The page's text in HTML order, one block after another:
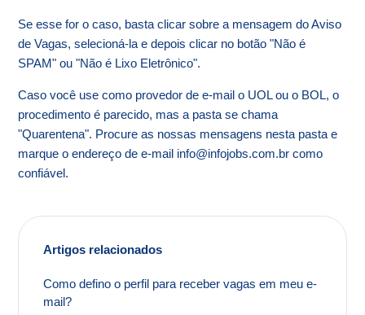
Se esse for o caso, basta clicar sobre a mensagem do Aviso
de Vagas, selecioná-la e depois clicar no botão "Não é
SPAM" ou "Não é Lixo Eletrônico".
Caso você use como provedor de e-mail o UOL ou o BOL, o
procedimento é parecido, mas a pasta se chama
"Quarentena". Procure as nossas mensagens nesta pasta e
marque o endereço de e-mail info@infojobs.com.br como
confiável.
Artigos relacionados
Como defino o perfil para receber vagas em meu e-
mail?